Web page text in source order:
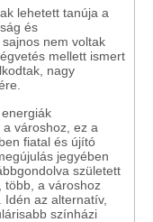
lehetett tanúja a
és
nem voltak
mellett ismert
nagy
városhoz, ez a
fiatal és újító
jegyében
született
több, a városhoz
az alternatív,
színházi